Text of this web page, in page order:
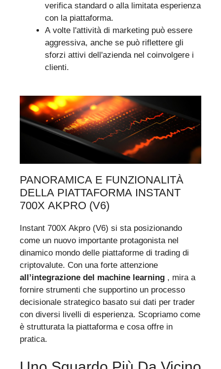
verifica standard o alla limitata esperienza
con la piattaforma.
A volte l'attività di marketing può essere
aggressiva, anche se può riflettere gli
sforzi attivi dell'azienda nel coinvolgere i
clienti.
PANORAMICA E FUNZIONALITÀ
DELLA PIATTAFORMA INSTANT
700X AKPRO (V6)
Instant 700X Akpro (V6) si sta posizionando
come un nuovo importante protagonista nel
dinamico mondo delle piattaforme di trading di
criptovalute. Con una forte attenzione
all’integrazione del machine learning , mira a
fornire strumenti che supportino un processo
decisionale strategico basato sui dati per trader
con diversi livelli di esperienza. Scopriamo come
è strutturata la piattaforma e cosa offre in
pratica.